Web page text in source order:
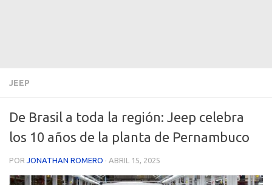
JEEP
De Brasil a toda la región: Jeep celebra
los 10 años de la planta de Pernambuco
POR JONATHAN ROMERO · ABRIL 15, 2025